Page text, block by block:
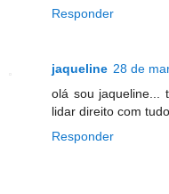
Responder
jaqueline 28 de
olá sou jaqueline...
lidar direito com
Responder